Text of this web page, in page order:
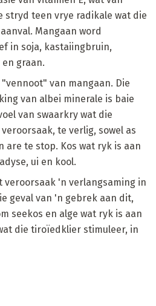
stryd teen vrye radikale wat die
Mangaan word
in soja, kastaiingbruin,
graan.
van mangaan. Die
van albei minerale is baie
van swaarkry wat die
te verlig, sowel as
are te stop. Kos wat ryk is aan
ui en kool.
veroorsaak 'n verlangsaming in
geval van 'n gebrek aan dit,
seekos en alge wat ryk is aan
die tiroïedklier stimuleer, in